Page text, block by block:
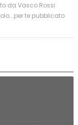
da Vasco Rossi
te pubblicato